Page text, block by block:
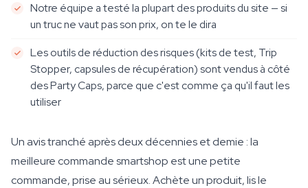
Notre équipe a testé la plupart des produits du site — si
un truc ne vaut pas son prix, on te le dira
Les outils de réduction des risques (kits de test, Trip
Stopper, capsules de récupération) sont vendus à côté
des Party Caps, parce que c'est comme ça qu'il faut les
utiliser
Un avis tranché après deux décennies et demie : la
meilleure commande smartshop est une petite
commande, prise au sérieux. Achète un produit, lis le